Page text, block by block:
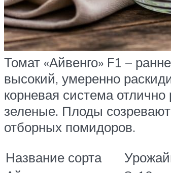
Томат «Айвенго» F1 –
высокий, умеренно
корневая система
зеленые. Плоды
отборных помидоров.
Название сорта